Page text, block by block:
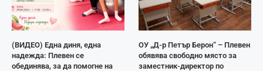
(ВИДЕО) Една диня, една
надежда: Плевен се
обединява, за да помогне на
ОУ „Д-р Петър Берон“ – Плевен
обявява свободно място за
заместник-директор по